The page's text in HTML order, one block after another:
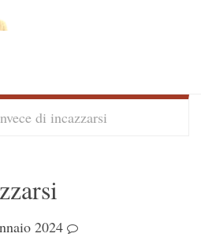
di incazzarsi
2024